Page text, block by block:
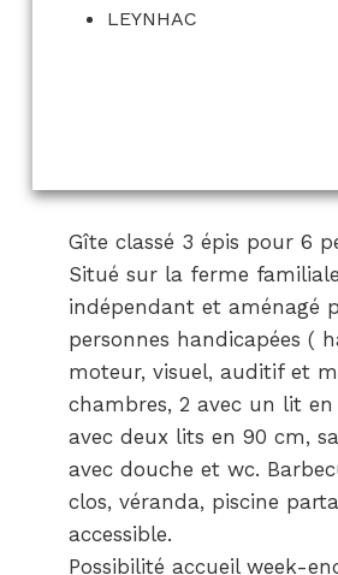
LEYNHAC
Gîte classé 3 épis pour 6
Situé sur la ferme
indépendant et aménagé
personnes handicapées (
moteur, visuel, auditif et
chambres, 2 avec un lit en
avec deux lits en 90 cm,
avec douche et wc.
clos, véranda, piscine
accessible.
Possibilité accueil week-